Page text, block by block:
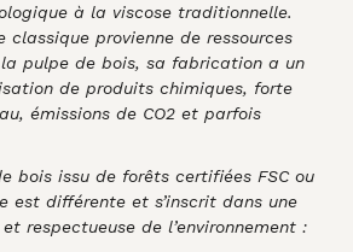
à la viscose traditionnelle.
classique provienne de ressources
pulpe de bois, sa fabrication a un
de produits chimiques, forte
émissions de CO2 et parfois
bois issu de forêts certifiées FSC ou
est différente et s’inscrit dans une
respectueuse de l’environnement :